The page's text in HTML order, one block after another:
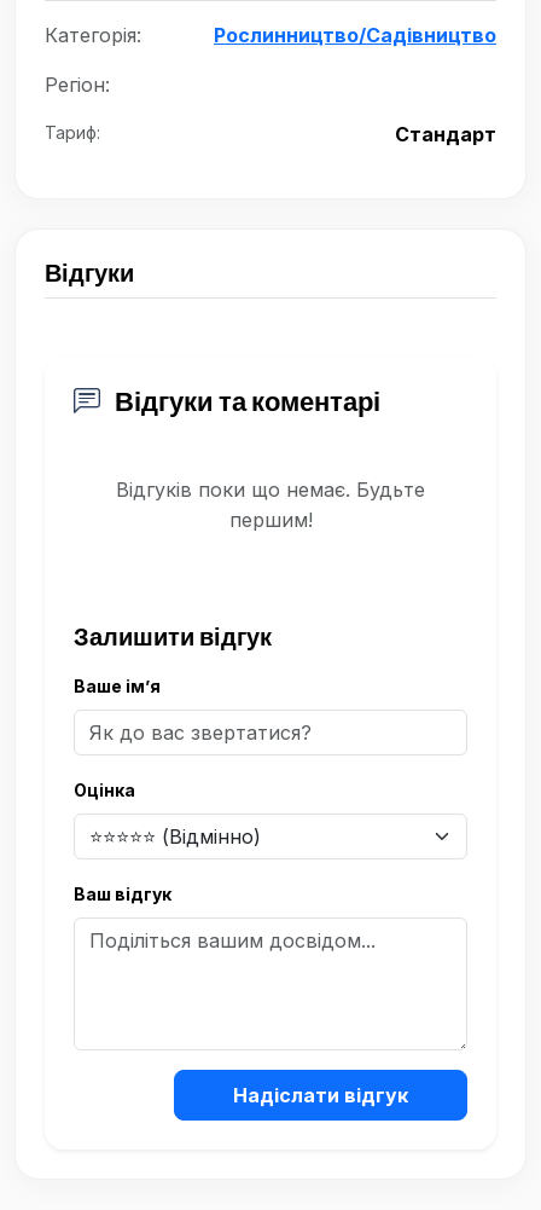
Категорія: Рослинництво/Садівництво
Регіон:
Тариф: Стандарт
Відгуки
Відгуки та коментарі
Відгуків поки що немає. Будьте
першим!
Залишити відгук
Ваше ім’я
Оцінка
Ваш відгук
Надіслати відгук